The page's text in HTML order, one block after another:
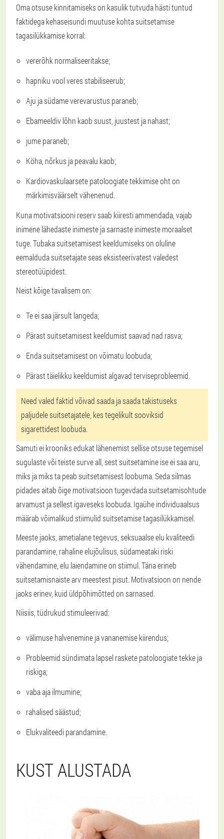
Oma otsuse kinnitamiseks on kasulik tutvuda hästi tuntud
faktidega kehaseisundi muutuse kohta suitsetamise
tagasilükkamise korral:
vererõhk normaliseeritakse;
hapniku vool veres stabiliseerub;
Aju ja südame verevarustus paraneb;
Ebameeldiv lõhn kaob suust, juustest ja nahast;
jume paraneb;
Köha, nõrkus ja peavalu kaob;
Kardiovaskulaarsete patoloogiate tekkimise oht on
märkimisväärselt vähenenud.
Kuna motivatsiooni reserv saab kiiresti ammendada, vajab
inimene lähedaste inimeste ja sarnaste inimeste moraalset
tuge. Tubaka suitsetamisest keeldumiseks on oluline
eemalduda suitsetajate seas eksisteerivatest valedest
stereotüüpidest.
Neist kõige tavalisem on:
Te ei saa järsult langeda;
Pärast suitsetamisest keeldumist saavad nad rasva;
Enda suitsetamisest on võimatu loobuda;
Pärast täielikku keeldumist algavad terviseprobleemid.
Need valed faktid võivad saada ja saada takistuseks
paljudele suitsetajatele, kes tegelikult sooviksid
sigarettidest loobuda.
Samuti ei krooniks edukat lähenemist sellise otsuse tegemisel
sugulaste või teiste surve all, sest suitsetamine ise ei saa aru,
miks ja miks ta peab suitsetamisest loobuma. Seda silmas
pidades aitab õige motivatsioon tugevdada suitsetamisohtude
arvamust ja sellest igaveseks loobuda. Igaühe individuaalsus
määrab võimalikud stiimulid suitsetamise tagasilükkamisel.
Meeste jaoks, ametialane tegevus, seksuaalse elu kvaliteedi
parandamine, rahaline elujõulisus, südameataki riski
vähendamine, elu laiendamine on stiimul. Täna erineb
suitsetamisnaiste arv meestest pisut. Motivatsioon on nende
jaoks erinev, kuid üldpõhimõtted on sarnased.
Niisiis, tüdrukud stimuleerivad:
välimuse halvenemine ja vananemise kiirendus;
Probleemid sündimata lapsel raskete patoloogiate tekke ja
riskiga;
vaba aja ilmumine;
rahalised säästud;
Elukvaliteedi parandamine.
KUST ALUSTADA